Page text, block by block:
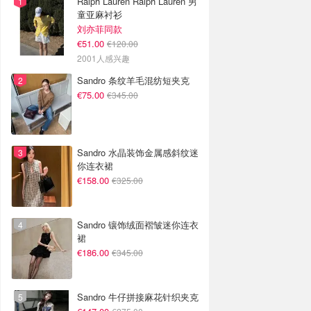
童亚麻衬衫
刘亦菲同款
€51.00 €120.00
2001人感兴趣
Sandro 条纹羊毛混纺短夹克
€75.00 €345.00
Sandro 水晶装饰金属感斜纹迷
你连衣裙
€158.00 €325.00
Sandro 镶饰绒面褶皱迷你连衣
裙
€186.00 €345.00
Sandro 牛仔拼接麻花针织夹克